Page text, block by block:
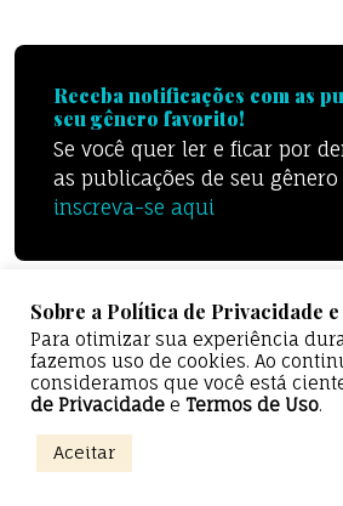
Receba notificações com as
seu gênero favorito!
Se você quer ler e ficar por
as publicações de seu
inscreva-se aqui
Sobre a Política de Privacidade e
Para otimizar sua experiência
fazemos uso de cookies. Ao
consideramos que você está
de Privacidade e Termos de Uso.
Aceitar